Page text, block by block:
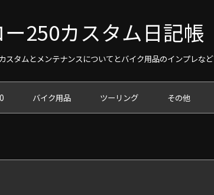
250カスタム日記帳
スタムとメンテナンスについてとバイク用品のインプレなど
バイク用品 ツーリング その他